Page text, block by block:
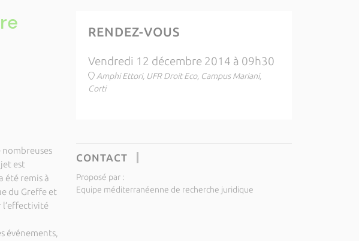
nombreuses
est
été remis à
du Greffe et
l’effectivité
événements,
RENDEZ-VOUS
Vendredi 12 décembre 2014 à 09h30
Amphi Ettori, UFR Droit Eco, Campus Mariani,
Corti
CONTACT
Proposé par :
Equipe méditerranéenne de recherche juridique